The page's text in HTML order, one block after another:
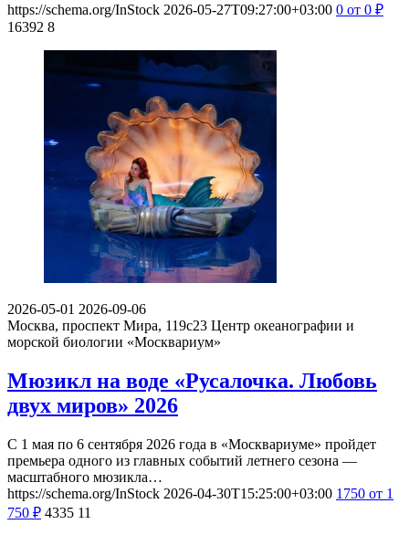
https://schema.org/InStock 2026-05-27T09:27:00+03:00 0 от 0 ₽
16392 8
2026-05-01 2026-09-06
Москва, проспект Мира, 119с23 Центр океанографии и
морской биологии «Москвариум»
Мюзикл на воде «Русалочка. Любовь
двух миров» 2026
С 1 мая по 6 сентября 2026 года в «Москвариуме» пройдет
премьера одного из главных событий летнего сезона —
масштабного мюзикла…
https://schema.org/InStock 2026-04-30T15:25:00+03:00 1750 от 1
750 ₽ 4335 11